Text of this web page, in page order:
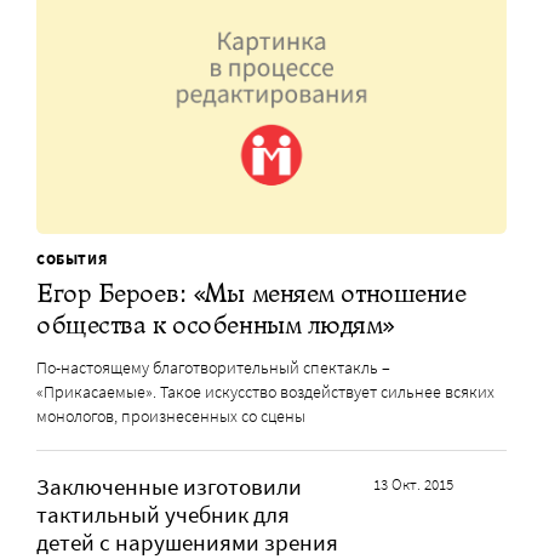
СОБЫТИЯ
Егор Бероев: «Мы меняем отношение
общества к особенным людям»
По-настоящему благотворительный спектакль –
«Прикасаемые». Такое искусство воздействует сильнее всяких
монологов, произнесенных со сцены
Заключенные изготовили
тактильный учебник для
детей с нарушениями зрения
13 Окт. 2015